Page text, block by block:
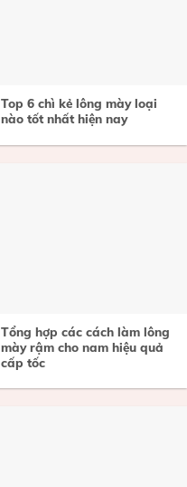
Top 6 chì kẻ lông mày loại
nào tốt nhất hiện nay
Tổng hợp các cách làm lông
mày rậm cho nam hiệu quả
cấp tốc